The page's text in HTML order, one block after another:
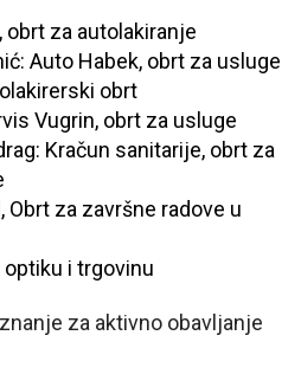
obrt za autolakiranje
Auto Habek, obrt za usluge
obrt
Vugrin, obrt za usluge
Kračun sanitarije, obrt za
Obrt za završne radove u
optiku i trgovinu
za aktivno obavljanje